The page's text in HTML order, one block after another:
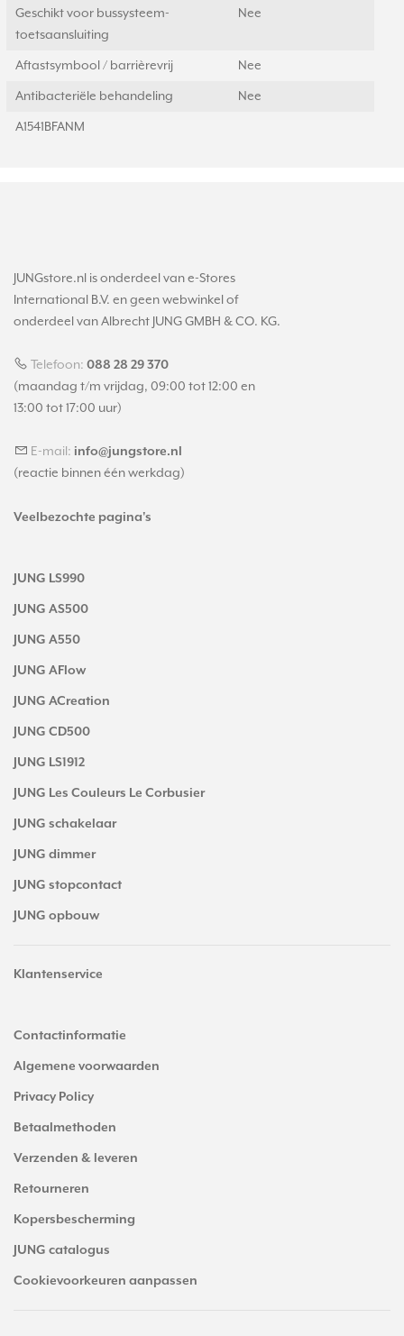
Geschikt voor bussysteem-
toetsaansluiting
Nee
Aftastsymbool / barrièrevrij Nee
Antibacteriële behandeling Nee
A1541BFANM
JUNGstore.nl is onderdeel van e-Stores
International B.V. en geen webwinkel of
onderdeel van Albrecht JUNG GMBH & CO. KG.
Telefoon: 088 28 29 370
(maandag t/m vrijdag, 09:00 tot 12:00 en
13:00 tot 17:00 uur)
E-mail: info@jungstore.nl
(reactie binnen één werkdag)
Veelbezochte pagina's
JUNG LS990
JUNG AS500
JUNG A550
JUNG AFlow
JUNG ACreation
JUNG CD500
JUNG LS1912
JUNG Les Couleurs Le Corbusier
JUNG schakelaar
JUNG dimmer
JUNG stopcontact
JUNG opbouw
Klantenservice
Contactinformatie
Algemene voorwaarden
Privacy Policy
Betaalmethoden
Verzenden & leveren
Retourneren
Kopersbescherming
JUNG catalogus
Cookievoorkeuren aanpassen